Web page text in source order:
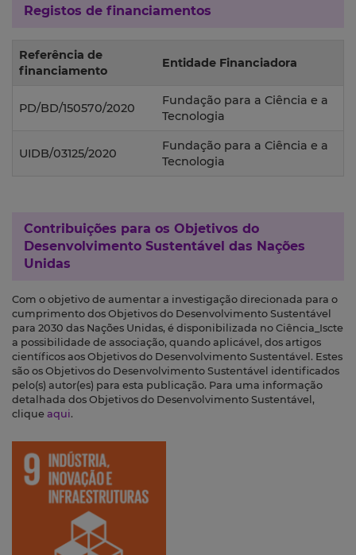
Registos de financiamentos
Referência de
financiamento
Entidade Financiadora
PD/BD/150570/2020
Fundação para a Ciência e a
Tecnologia
UIDB/03125/2020
Fundação para a Ciência e a
Tecnologia
Contribuições para os Objetivos do
Desenvolvimento Sustentável das Nações
Unidas
Com o objetivo de aumentar a investigação direcionada para o
cumprimento dos Objetivos do Desenvolvimento Sustentável
para 2030 das Nações Unidas, é disponibilizada no Ciência_Iscte
a possibilidade de associação, quando aplicável, dos artigos
científicos aos Objetivos do Desenvolvimento Sustentável. Estes
são os Objetivos do Desenvolvimento Sustentável identificados
pelo(s) autor(es) para esta publicação. Para uma informação
detalhada dos Objetivos do Desenvolvimento Sustentável,
clique aqui.